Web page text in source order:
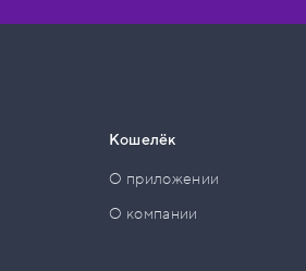
Кошелёк
О приложении
О компании